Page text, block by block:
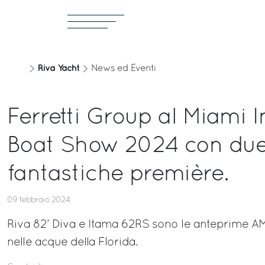
Riva Yacht News ed Eventi
Ferretti Group al Miami
Boat Show 2024 con
fantastiche première.
09 febbraio 2024
Riva 82’ Diva e Itama 62RS sono le anteprime
nelle acque della Florida.